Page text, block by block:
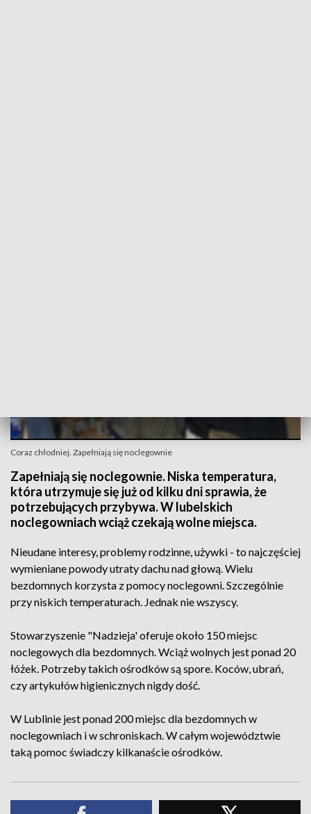
Coraz chłodniej. Zapełniają się noclegownie
Zapełniają się noclegownie. Niska temperatura,
która utrzymuje się już od kilku dni sprawia, że
potrzebujących przybywa. W lubelskich
noclegowniach wciąż czekają wolne miejsca.
Nieudane interesy, problemy rodzinne, używki - to najczęściej
wymieniane powody utraty dachu nad głową. Wielu
bezdomnych korzysta z pomocy noclegowni. Szczególnie
przy niskich temperaturach. Jednak nie wszyscy.
Stowarzyszenie "Nadzieja' oferuje około 150 miejsc
noclegowych dla bezdomnych. Wciąż wolnych jest ponad 20
łóżek. Potrzeby takich ośrodków są spore. Koców, ubrań,
czy artykułów higienicznych nigdy dość.
W Lublinie jest ponad 200 miejsc dla bezdomnych w
noclegowniach i w schroniskach. W całym województwie
taką pomoc świadczy kilkanaście ośrodków.